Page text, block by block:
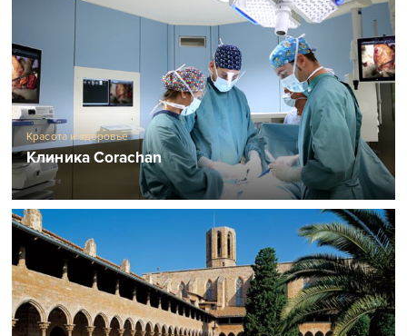
Красота и здоровье
Клиника Corachan